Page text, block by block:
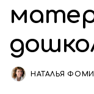
НАТАЛЬЯ